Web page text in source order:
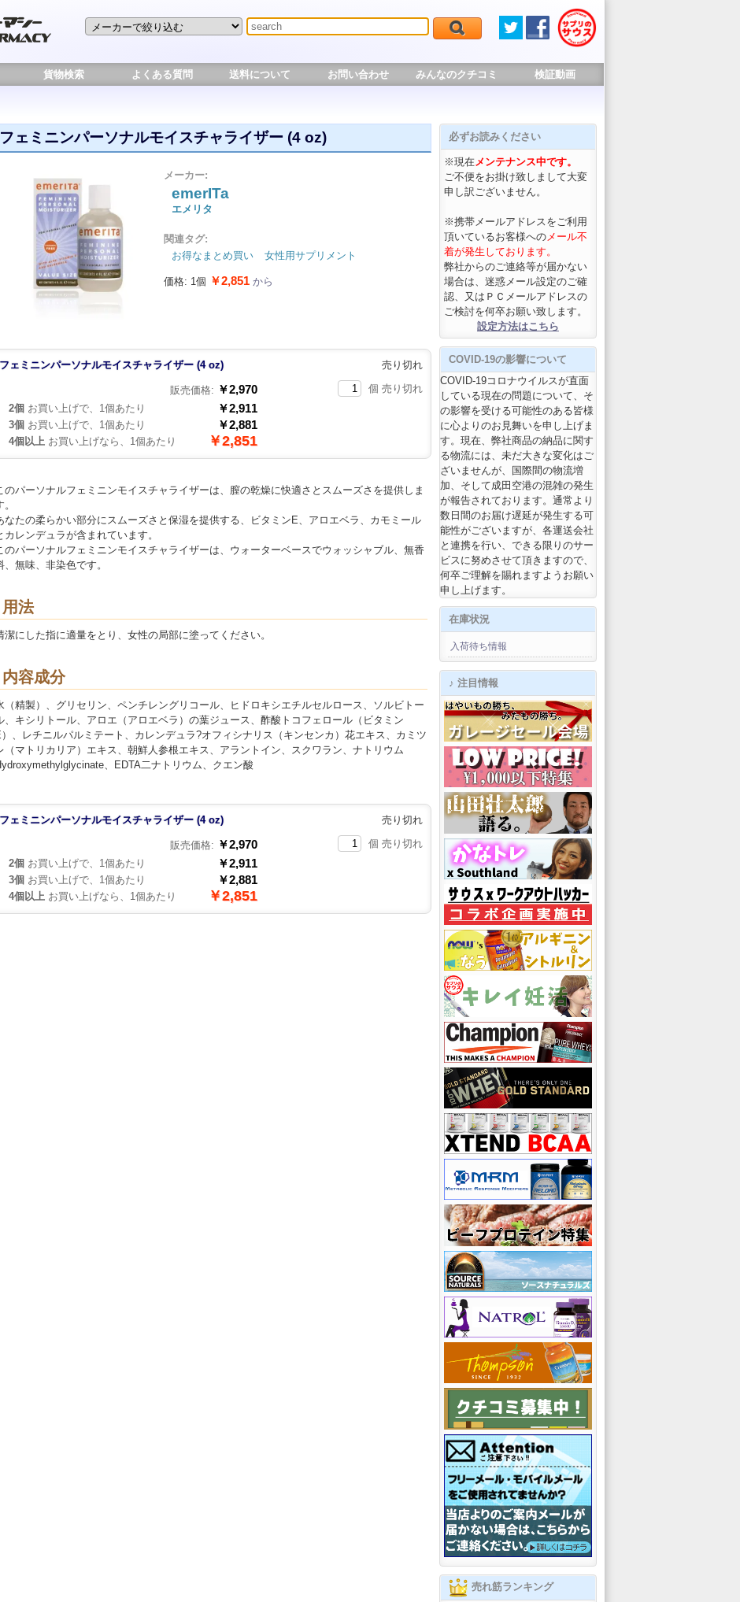
貨物検索 よくある質問 送料について お問い合わせ みんなのクチコミ 検証動画
フェミニンパーソナルモイスチャライザー (4 oz)
メーカー:
emerITa
エメリタ
関連タグ:
お得なまとめ買い
女性用サプリメント
価格: 1個 ￥2,851 から
フェミニンパーソナルモイスチャライザー (4 oz) 売り切れ
販売価格: ￥2,970
2個 お買い上げで、1個あたり ￥2,911
3個 お買い上げで、1個あたり ￥2,881
4個以上 お買い上げなら、1個あたり ￥2,851
個 売り切れ
のパーソナルフェミニンモイスチャライザーは、膣の乾燥に快適さとスムーズさを提供しま
。
なたの柔らかい部分にスムーズさと保湿を提供する、ビタミンE、アロエベラ、カモミール
カレンデュラが含まれています。
のパーソナルフェミニンモイスチャライザーは、ウォーターベースでウォッシャブル、無香
、無味、非染色です。
用法
潔にした指に適量をとり、女性の局部に塗ってください。
内容成分
（精製）、グリセリン、ペンチレングリコール、ヒドロキシエチルセルロース、ソルビトー
、キシリトール、アロエ（アロエベラ）の葉ジュース、酢酸トコフェロール（ビタミン
）、レチニルパルミテート、カレンデュラ?オフィシナリス（キンセンカ）花エキス、カミツ
（マトリカリア）エキス、朝鮮人参根エキス、アラントイン、スクワラン、ナトリウム
、EDTA二ナトリウム、クエン酸
フェミニンパーソナルモイスチャライザー (4 oz) 売り切れ
販売価格: ￥2,970
2個 お買い上げで、1個あたり ￥2,911
3個 お買い上げで、1個あたり ￥2,881
4個以上 お買い上げなら、1個あたり ￥2,851
個 売り切れ
必ずお読みください
※現在メンテナンス中です。
ご不便をお掛け致しまして大変
申し訳ございません。
※携帯メールアドレスをご利用
頂いているお客様へのメール不
着が発生しております。
弊社からのご連絡等が届かない
場合は、迷惑メール設定のご確
認、又はＰＣメールアドレスの
ご検討を何卒お願い致します。
設定方法はこちら
COVID-19の影響について
COVID-19コロナウイルスが直面
している現在の問題について、そ
の影響を受ける可能性のある皆様
に心よりのお見舞いを申し上げま
す。現在、弊社商品の納品に関す
る物流には、未だ大きな変化はご
ざいませんが、国際間の物流増
加、そして成田空港の混雑の発生
が報告されております。通常より
数日間のお届け遅延が発生する可
能性がございますが、各運送会社
と連携を行い、できる限りのサー
ビスに努めさせて頂きますので、
何卒ご理解を賜れますようお願い
申し上げます。
在庫状況
入荷待ち情報
♪ 注目情報
売れ筋ランキング